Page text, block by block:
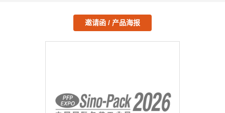
邀请函 / 产品海报